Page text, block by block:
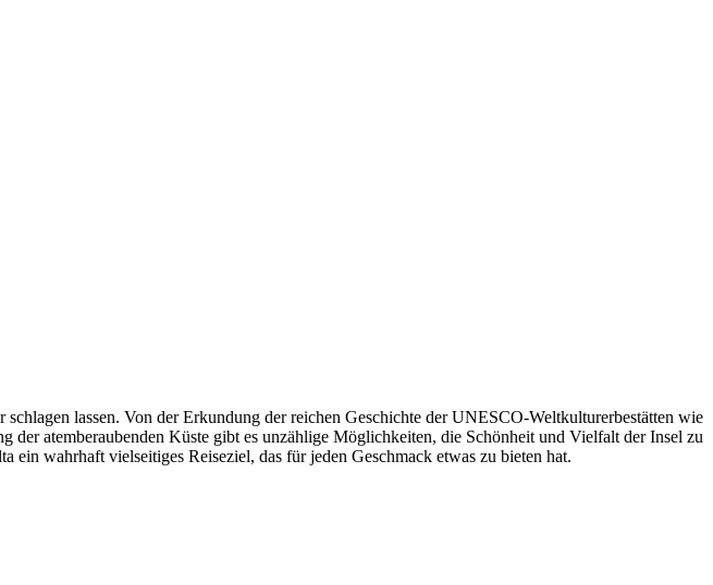
lassen. Von der Erkundung der reichen Geschichte der UNESCO-Weltkulturerbestätten wie
atemberaubenden Küste gibt es unzählige Möglichkeiten, die Schönheit und Vielfalt der Insel zu
wahrhaft vielseitiges Reiseziel, das für jeden Geschmack etwas zu bieten hat.